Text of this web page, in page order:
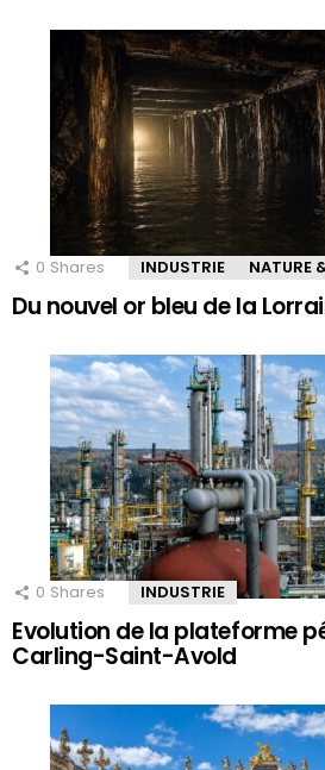
0 Shares INDUSTRIE NATURE
Du nouvel or bleu de la
0 Shares INDUSTRIE
Evolution de la plateforme
Carling-Saint-Avold